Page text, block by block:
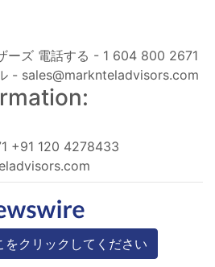
ーズ 電話する - 1 604 800 2671
- sales@marknteladvisors.com
+91 120 4278433
クリックしてください